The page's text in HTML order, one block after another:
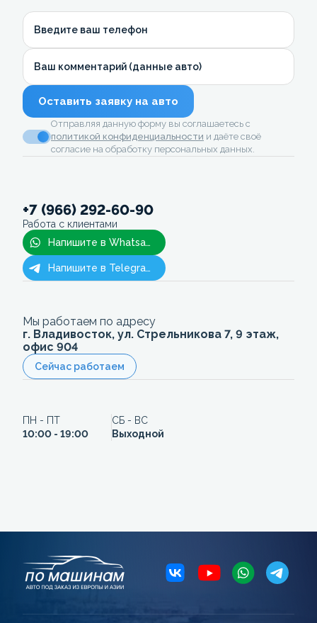
Введите ваш телефон
Ваш комментарий (данные авто)
Оставить заявку на авто
Отправляя данную форму вы соглашаетесь с
политикой конфиденциальности и даёте своё
согласие на обработку персональных данных.
+7 (966) 292-60-90
Работа с клиентами
Напишите в Whatsapp
Напишите в Telegram
Мы работаем по адресу
г. Владивосток, ул. Стрельникова 7, 9 этаж,
офис 904
Сейчас работаем
ПН - ПТ
10:00 - 19:00
СБ - ВС
Выходной